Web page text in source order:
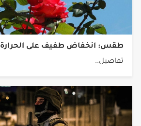
طقس: انخفاض طفيف على الحرارة
تفاصيل..